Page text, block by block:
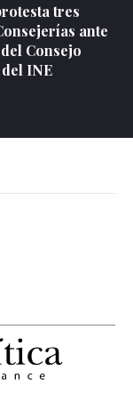
tres
ante
Consejo
INE